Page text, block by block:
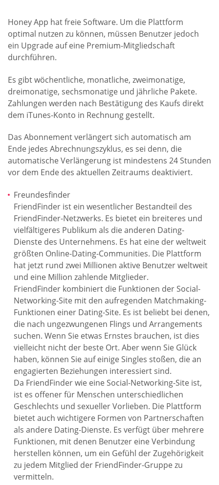
Honey App hat freie Software. Um die Plattform
optimal nutzen zu können, müssen Benutzer jedoch
ein Upgrade auf eine Premium-Mitgliedschaft
durchführen.
Es gibt wöchentliche, monatliche, zweimonatige,
dreimonatige, sechsmonatige und jährliche Pakete.
Zahlungen werden nach Bestätigung des Kaufs direkt
dem iTunes-Konto in Rechnung gestellt.
Das Abonnement verlängert sich automatisch am
Ende jedes Abrechnungszyklus, es sei denn, die
automatische Verlängerung ist mindestens 24 Stunden
vor dem Ende des aktuellen Zeitraums deaktiviert.
Freundesfinder
FriendFinder ist ein wesentlicher Bestandteil des
FriendFinder-Netzwerks. Es bietet ein breiteres und
vielfältigeres Publikum als die anderen Dating-
Dienste des Unternehmens. Es hat eine der weltweit
größten Online-Dating-Communities. Die Plattform
hat jetzt rund zwei Millionen aktive Benutzer weltweit
und eine Million zahlende Mitglieder.
FriendFinder kombiniert die Funktionen der Social-
Networking-Site mit den aufregenden Matchmaking-
Funktionen einer Dating-Site. Es ist beliebt bei denen,
die nach ungezwungenen Flings und Arrangements
suchen. Wenn Sie etwas Ernstes brauchen, ist dies
vielleicht nicht der beste Ort. Aber wenn Sie Glück
haben, können Sie auf einige Singles stoßen, die an
engagierten Beziehungen interessiert sind.
Da FriendFinder wie eine Social-Networking-Site ist,
ist es offener für Menschen unterschiedlichen
Geschlechts und sexueller Vorlieben. Die Plattform
bietet auch wichtigere Formen von Partnerschaften
als andere Dating-Dienste. Es verfügt über mehrere
Funktionen, mit denen Benutzer eine Verbindung
herstellen können, um ein Gefühl der Zugehörigkeit
zu jedem Mitglied der FriendFinder-Gruppe zu
vermitteln.